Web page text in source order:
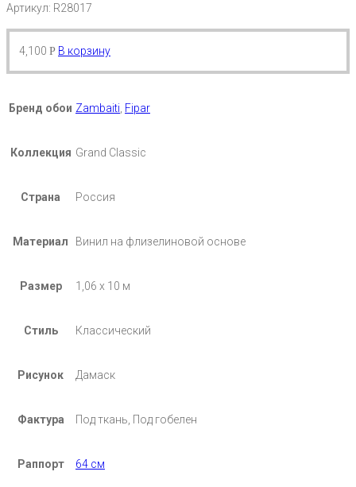
Артикул: R28017
4,100 Р В корзину
Бренд обои Zambaiti Fipar
Коллекция Grand Classic
Страна Россия
Материал Винил на флизелиновой основе
Размер 1,06 х 10 м
Стиль Классический
Рисунок Дамаск
Фактура Под ткань, Под гобелен
Раппорт 64 см